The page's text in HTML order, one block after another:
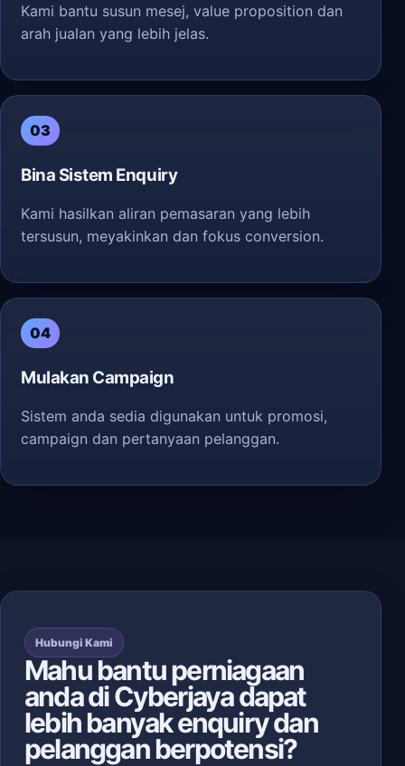
Kami bantu susun mesej, value proposition dan
arah jualan yang lebih jelas.
03
Bina Sistem Enquiry
Kami hasilkan aliran pemasaran yang lebih
tersusun, meyakinkan dan fokus conversion.
04
Mulakan Campaign
Sistem anda sedia digunakan untuk promosi,
campaign dan pertanyaan pelanggan.
Hubungi Kami
Mahu bantu perniagaan
anda di Cyberjaya dapat
lebih banyak enquiry dan
pelanggan berpotensi?